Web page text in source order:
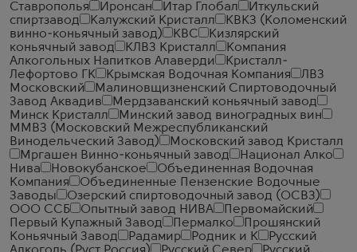
Ставрополья
Иронсан Итар Глобал
Иткульский
спиртзавод
Калужский Кристалл
КВКЗ (Коломенский
винно-коньячный завод)
КВС
Кизлярский
коньячный завод
КЛВЗ Кристалл
Компания
Алкогольных Напитков Алаверди
Кристалл-
Лефортово ГК
Крымская Водочная Компания
ЛВЗ
Московский
Малиновщизненский Спиртоводочный
Завод Аквадив
Мердзаванский коньячный завод
Минск Кристалл
Минский завод виноградных вин
ММВЗ (Московский Межреспубликанский
Винодельческий Завод)
Московский завод Кристалл
Мргашен Винно-коньячный завод
Национал Алко
Нива
Новокубанское
Объединенная Водочная
Компания
Объединенные Пензенские Водочные
Заводы
Озерский спиртоводочный завод (ОСВЗ)
ООО ССБ
Опытный завод НИВА
Первомайский
Первый Купажный Завод
Пермалко
Прошянский
Коньячный Завод
Радамир Родник и К
Русский